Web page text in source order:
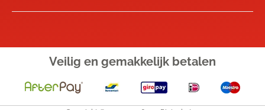
Veilig en gemakkelijk betalen